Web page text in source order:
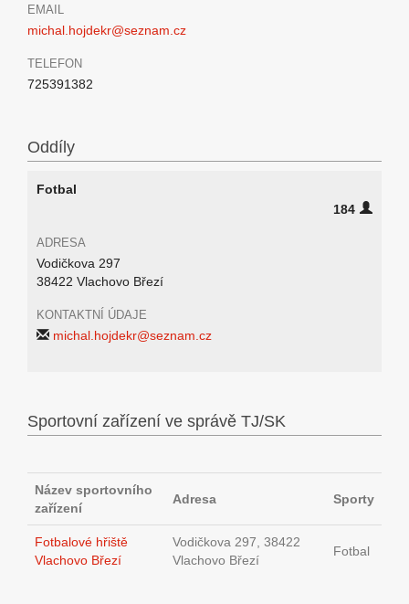
EMAIL
michal.hojdekr@seznam.cz
TELEFON
725391382
Oddíly
Fotbal
184
ADRESA
Vodičkova 297
38422 Vlachovo Březí
KONTAKTNÍ ÚDAJE
michal.hojdekr@seznam.cz
Sportovní zařízení ve správě TJ/SK
Název sportovního
zařízení
Adresa Sporty
Fotbalové hřiště
Vlachovo Březí
Vodičkova 297, 38422
Vlachovo Březí
Fotbal